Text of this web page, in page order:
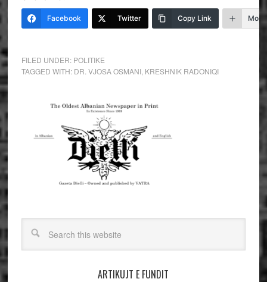
Facebook Twitter Copy Link More
FILED UNDER: POLITIKE
TAGGED WITH: DR. VJOSA OSMANI, KRESHNIK RADONIQI
ARTIKUJT E FUNDIT